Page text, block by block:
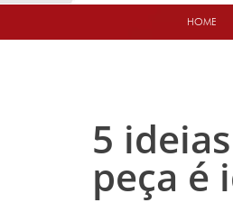
HOME
5
peça é